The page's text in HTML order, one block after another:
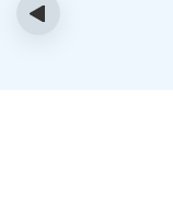
меня начало
‹